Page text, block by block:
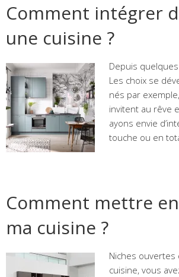
Comment intégrer
une cuisine ?
Depuis
Les choix se
nés par
invitent au rêve
ayons envie
touche ou en
Comment mettre
ma cuisine ?
Niches ouvertes
cuisine, vous